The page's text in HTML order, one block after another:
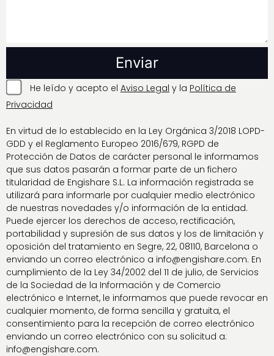
He leído y acepto el Aviso Legal y la Política de
Privacidad
En virtud de lo establecido en la Ley Orgánica 3/2018 LOPD-
GDD y el Reglamento Europeo 2016/679, RGPD de
Protección de Datos de carácter personal le informamos
que sus datos pasarán a formar parte de un fichero
titularidad de Engishare S.L. La información registrada se
utilizará para informarle por cualquier medio electrónico
de nuestras novedades y/o información de la entidad.
Puede ejercer los derechos de acceso, rectificación,
portabilidad y supresión de sus datos y los de limitación y
oposición del tratamiento en Segre, 22, 08110, Barcelona o
enviando un correo electrónico a info@engishare.com. En
cumplimiento de la Ley 34/2002 del 11 de julio, de Servicios
de la Sociedad de la Información y de Comercio
electrónico e Internet, le informamos que puede revocar en
cualquier momento, de forma sencilla y gratuita, el
consentimiento para la recepción de correo electrónico
enviando un correo electrónico con su solicitud a:
info@engishare.com.